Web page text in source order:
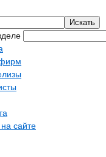
сайте